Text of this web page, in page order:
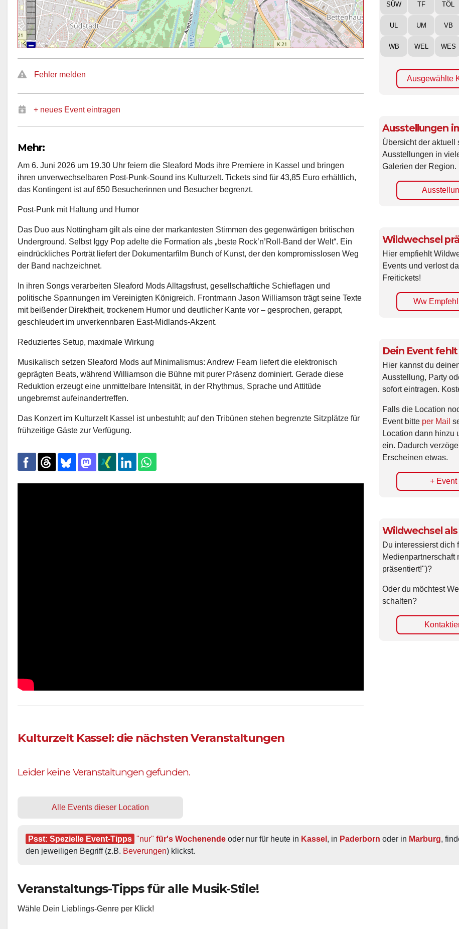
Fehler melden
+ neues Event eintragen
Mehr:
Am 6. Juni 2026 um 19.30 Uhr feiern die Sleaford Mods ihre Premiere in Kassel und bringen
ihren unverwechselbaren Post-Punk-Sound ins Kulturzelt. Tickets sind für 43,85 Euro erhältlich,
das Kontingent ist auf 650 Besucherinnen und Besucher begrenzt.
Post-Punk mit Haltung und Humor
Das Duo aus Nottingham gilt als eine der markantesten Stimmen des gegenwärtigen britischen
Underground. Selbst Iggy Pop adelte die Formation als „beste Rock’n’Roll-Band der Welt“. Ein
eindrückliches Porträt liefert der Dokumentarfilm Bunch of Kunst, der den kompromisslosen Weg
der Band nachzeichnet.
In ihren Songs verarbeiten Sleaford Mods Alltagsfrust, gesellschaftliche Schieflagen und
politische Spannungen im Vereinigten Königreich. Frontmann Jason Williamson trägt seine Texte
mit beißender Direktheit, trockenem Humor und deutlicher Kante vor – gesprochen, gerappt,
geschleudert im unverkennbaren East-Midlands-Akzent.
Reduziertes Setup, maximale Wirkung
Musikalisch setzen Sleaford Mods auf Minimalismus: Andrew Fearn liefert die elektronisch
geprägten Beats, während Williamson die Bühne mit purer Präsenz dominiert. Gerade diese
Reduktion erzeugt eine unmittelbare Intensität, in der Rhythmus, Sprache und Attitüde
ungebremst aufeinandertreffen.
Das Konzert im Kulturzelt Kassel ist unbestuhlt; auf den Tribünen stehen begrenzte Sitzplätze für
frühzeitige Gäste zur Verfügung.
Kulturzelt Kassel: die nächsten Veranstaltungen
Leider keine Veranstaltungen gefunden.
Alle Events dieser Location
SÜW TF TÖL
UL UM VB
WB WEL WES
Ausgewählte
Ausstellungen
Übersicht der aktuell
Ausstellungen in
Galerien der Region.
Wildwechsel
Hier empfiehlt
Events und verlost
Freitickets!
Ww
Dein Event
Hier kannst du
Ausstellung, Party
sofort eintragen.
Falls die Location
Event bitte per Mail
Location dann hinzu
ein. Dadurch
Erscheinen etwas.
+ Event
Wildwechsel
Du interessierst dich
Medienpartnerschaft
präsentiert!")?
Oder du möchtest
schalten?
Psst: Spezielle Event-Tipps "nur" für's Wochenende oder nur für heute in Kassel , in Paderborn oder in Marburg,
den jeweiligen Begriff (z.B. Beverungen) klickst.
Veranstaltungs-Tipps für alle Musik-Stile!
Wähle Dein Lieblings-Genre per Klick!